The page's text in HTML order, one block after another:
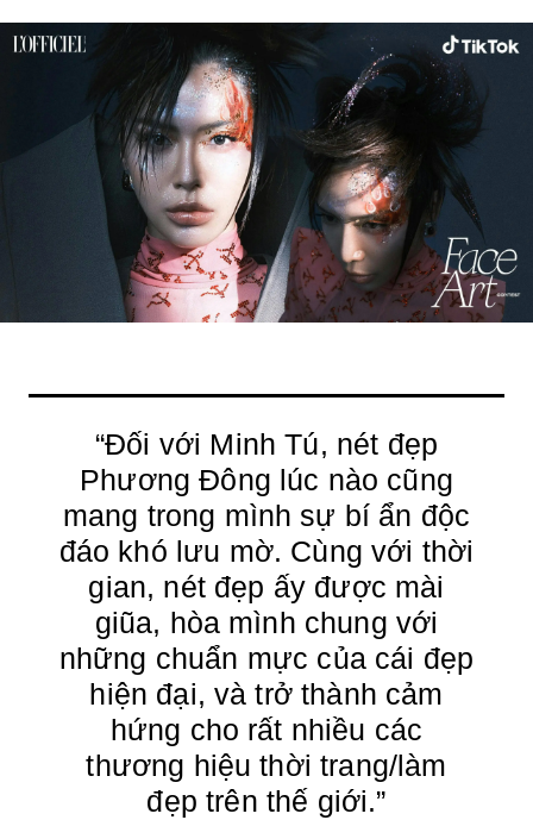
“Đối với Minh Tú, nét đẹp
Phương Đông lúc nào cũng
mang trong mình sự bí ẩn độc
đáo khó lưu mờ. Cùng với thời
gian, nét đẹp ấy được mài
giũa, hòa mình chung với
những chuẩn mực của cái đẹp
hiện đại, và trở thành cảm
hứng cho rất nhiều các
thương hiệu thời trang/làm
đẹp trên thế giới.”